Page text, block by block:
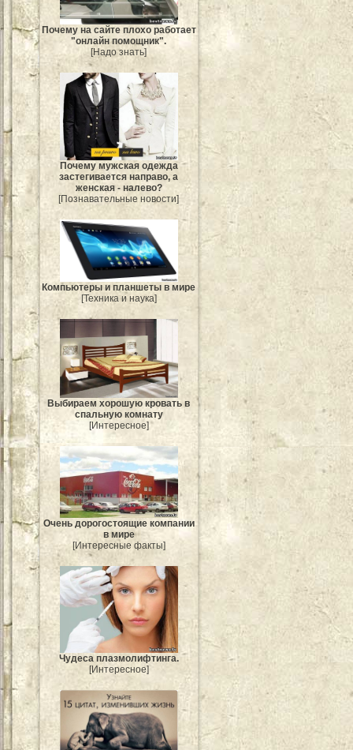
Почему на сайте плохо работает
"онлайн помощник".
[Надо знать]
Почему мужская одежда
застегивается направо, а
женская - налево?
[Познавательные новости]
Компьютеры и планшеты в мире
[Техника и наука]
Выбираем хорошую кровать в
спальную комнату
[Интересное]
Очень дорогостоящие компании
в мире
[Интересные факты]
Чудеса плазмолифтинга.
[Интересное]